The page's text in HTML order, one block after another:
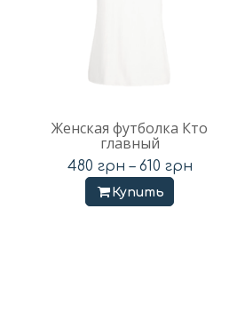
Женская футболка Кто
главный
480 грн – 610 грн
Купить